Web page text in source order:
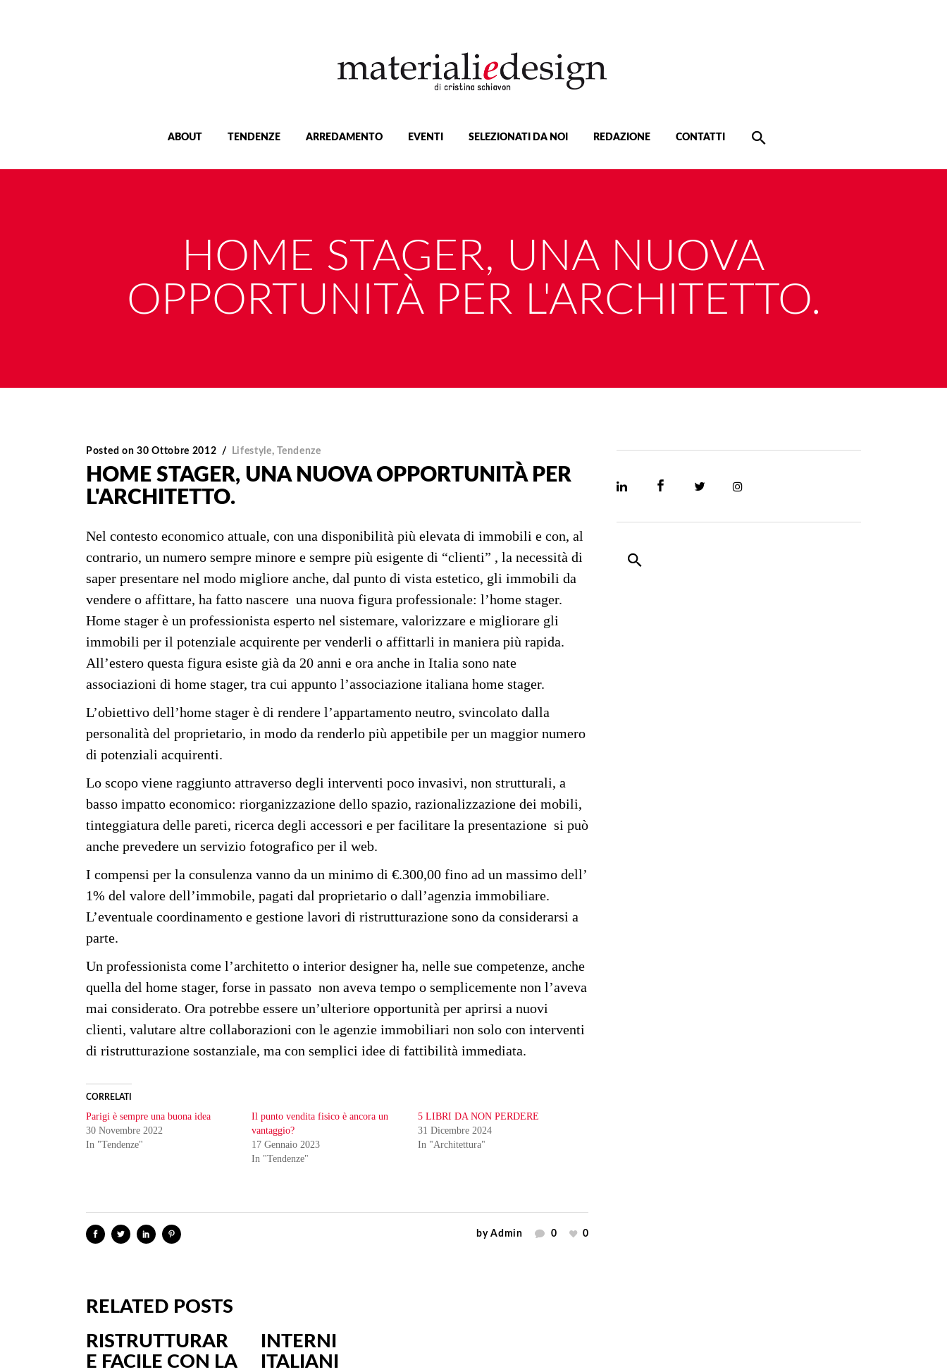
ABOUT TENDENZE ARREDAMENTO EVENTI SELEZIONATI DA NOI REDAZIONE CONTATTI
HOME STAGER, UNA NUOVA
OPPORTUNITÀ PER L'ARCHITETTO.
Posted on 30 Ottobre 2012 Lifestyle, Tendenze
HOME STAGER, UNA NUOVA OPPORTUNITÀ PER
L'ARCHITETTO.
Nel contesto economico attuale, con una disponibilità più elevata di immobili e con, al
contrario, un numero sempre minore e sempre più esigente di “clienti” , la necessità di
saper presentare nel modo migliore anche, dal punto di vista estetico, gli immobili da
vendere o affittare, ha fatto nascere una nuova figura professionale: l’home stager.
Home stager è un professionista esperto nel sistemare, valorizzare e migliorare gli
immobili per il potenziale acquirente per venderli o affittarli in maniera più rapida.
All’estero questa figura esiste già da 20 anni e ora anche in Italia sono nate
associazioni di home stager, tra cui appunto l’associazione italiana home stager.
L’obiettivo dell’home stager è di rendere l’appartamento neutro, svincolato dalla
personalità del proprietario, in modo da renderlo più appetibile per un maggior numero
di potenziali acquirenti.
Lo scopo viene raggiunto attraverso degli interventi poco invasivi, non strutturali, a
basso impatto economico: riorganizzazione dello spazio, razionalizzazione dei mobili,
tinteggiatura delle pareti, ricerca degli accessori e per facilitare la presentazione si può
anche prevedere un servizio fotografico per il web.
I compensi per la consulenza vanno da un minimo di €.300,00 fino ad un massimo dell’
1% del valore dell’immobile, pagati dal proprietario o dall’agenzia immobiliare.
L’eventuale coordinamento e gestione lavori di ristrutturazione sono da considerarsi a
parte.
Un professionista come l’architetto o interior designer ha, nelle sue competenze, anche
quella del home stager, forse in passato non aveva tempo o semplicemente non l’aveva
mai considerato. Ora potrebbe essere un’ulteriore opportunità per aprirsi a nuovi
clienti, valutare altre collaborazioni con le agenzie immobiliari non solo con interventi
di ristrutturazione sostanziale, ma con semplici idee di fattibilità immediata.
CORRELATI
Parigi è sempre una buona idea
30 Novembre 2022
In "Tendenze"
Il punto vendita fisico è ancora un
vantaggio?
17 Gennaio 2023
In "Tendenze"
5 LIBRI DA NON PERDERE
31 Dicembre 2024
In "Architettura"
by Admin 0 0
RELATED POSTS
RISTRUTTURAR
E FACILE CON LA
INTERNI
ITALIANI